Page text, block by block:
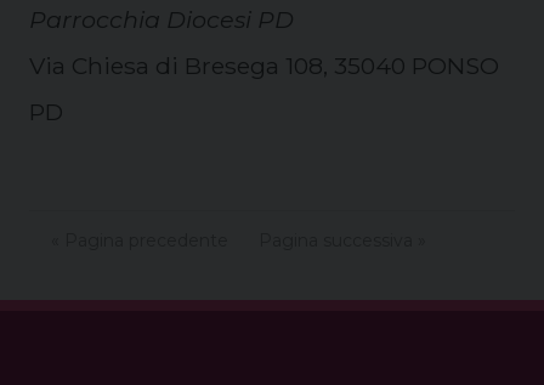
Parrocchia Diocesi PD
Via Chiesa di Bresega 108, 35040 PONSO
PD